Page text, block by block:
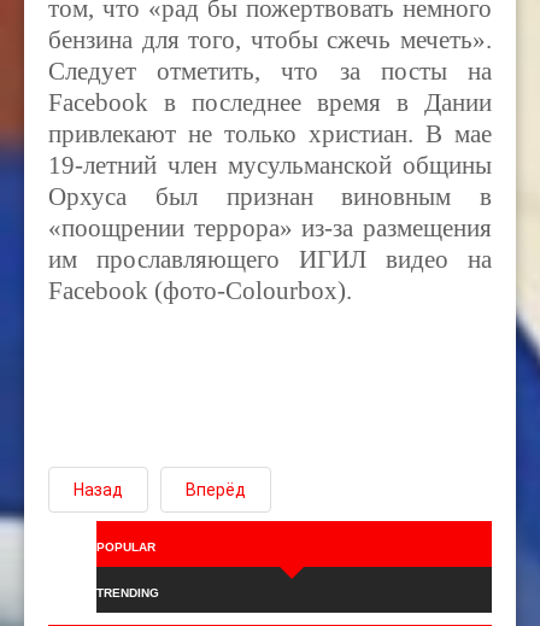
том, что «рад бы пожертвовать немного
бензина для того, чтобы сжечь мечеть».
Следует отметить, что за посты на
Facebook в последнее время в Дании
привлекают не только христиан. В мае
19-летний член мусульманской общины
Орхуса был признан виновным в
«поощрении террора» из-за размещения
им прославляющего ИГИЛ видео на
Facebook (фото-Colourbox).
Назад Вперёд
POPULAR
TRENDING